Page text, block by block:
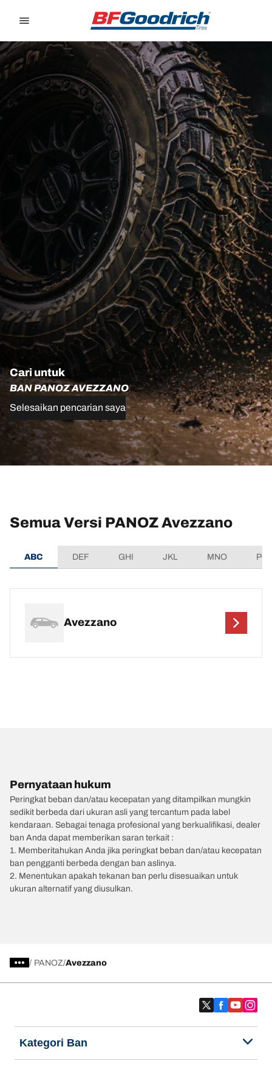
Cari untuk
BAN PANOZ AVEZZANO
Selesaikan pencarian saya
Semua Versi PANOZ Avezzano
ABC DEF GHI JKL MNO
Avezzano
Pernyataan hukum
Peringkat beban dan/atau kecepatan yang ditampilkan mungkin
sedikit berbeda dari ukuran asli yang tercantum pada label
kendaraan. Sebagai tenaga profesional yang berkualifikasi, dealer
ban Anda dapat memberikan saran terkait :
1. Memberitahukan Anda jika peringkat beban dan/atau kecepatan
ban pengganti berbeda dengan ban aslinya.
2. Menentukan apakah tekanan ban perlu disesuaikan untuk
ukuran alternatif yang diusulkan.
/ PANOZ Avezzano
Kategori Ban